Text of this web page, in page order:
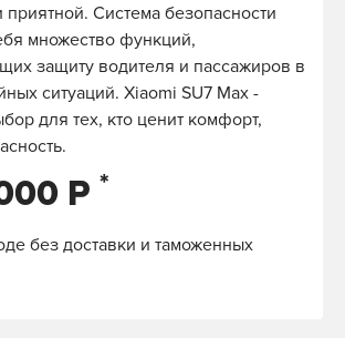
Система безопасности
множество функций,
защиту водителя и пассажиров в
ситуаций. Xiaomi SU7 Max -
для тех, кто ценит комфорт,
Р *
без доставки и таможенных